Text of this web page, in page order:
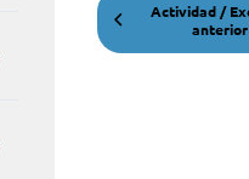
Actividad /
anterior